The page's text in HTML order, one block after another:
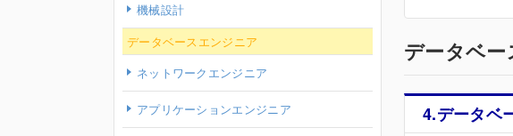
データベ
4.データベ
機械設計
データベースエンジニア
ネットワークエンジニア
アプリケーションエンジニア